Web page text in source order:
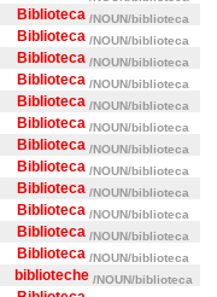
Biblioteca /NOUN/biblioteca
Biblioteca /NOUN/biblioteca
Biblioteca /NOUN/biblioteca
Biblioteca /NOUN/biblioteca
Biblioteca /NOUN/biblioteca
Biblioteca /NOUN/biblioteca
Biblioteca /NOUN/biblioteca
Biblioteca /NOUN/biblioteca
Biblioteca /NOUN/biblioteca
Biblioteca /NOUN/biblioteca
Biblioteca /NOUN/biblioteca
Biblioteca /NOUN/biblioteca
biblioteche /NOUN/biblioteca